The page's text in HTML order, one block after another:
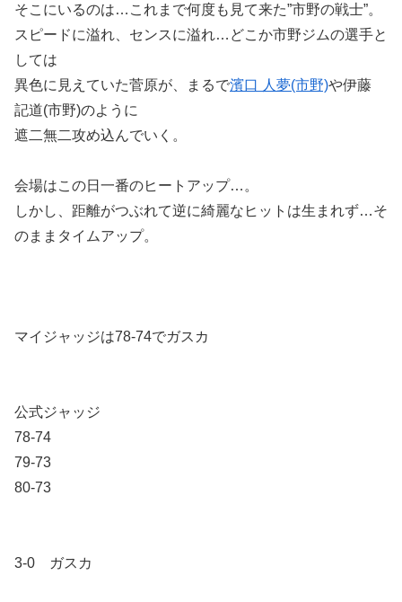
そこにいるのは…これまで何度も見て来た”市野の戦士”。
スピードに溢れ、センスに溢れ…どこか市野ジムの選手と
しては
異色に見えていた菅原が、まるで濱口 人夢(市野)や伊藤
記道(市野)のように
遮二無二攻め込んでいく。
会場はこの日一番のヒートアップ…。
しかし、距離がつぶれて逆に綺麗なヒットは生まれず…そ
のままタイムアップ。
マイジャッジは78-74でガスカ
公式ジャッジ
78-74
79-73
80-73
3-0 ガスカ